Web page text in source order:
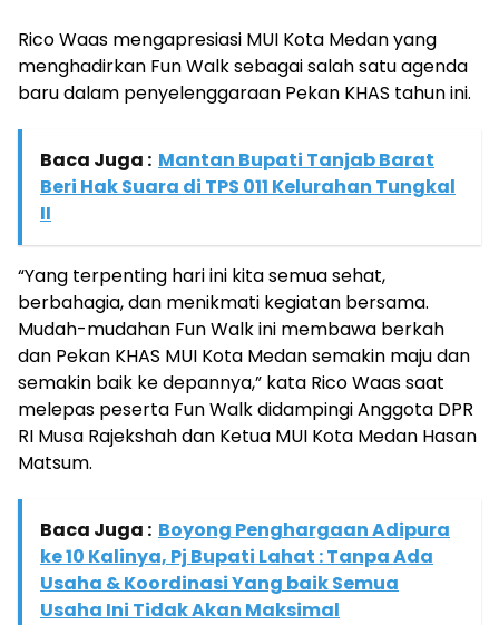
Rico Waas mengapresiasi MUI Kota Medan yang
menghadirkan Fun Walk sebagai salah satu agenda
baru dalam penyelenggaraan Pekan KHAS tahun ini.
Baca Juga : Mantan Bupati Tanjab Barat
Beri Hak Suara di TPS 011 Kelurahan Tungkal
II
“Yang terpenting hari ini kita semua sehat,
berbahagia, dan menikmati kegiatan bersama.
Mudah-mudahan Fun Walk ini membawa berkah
dan Pekan KHAS MUI Kota Medan semakin maju dan
semakin baik ke depannya,” kata Rico Waas saat
melepas peserta Fun Walk didampingi Anggota DPR
RI Musa Rajekshah dan Ketua MUI Kota Medan Hasan
Matsum.
Baca Juga : Boyong Penghargaan Adipura
ke 10 Kalinya, Pj Bupati Lahat : Tanpa Ada
Usaha & Koordinasi Yang baik Semua
Usaha Ini Tidak Akan Maksimal